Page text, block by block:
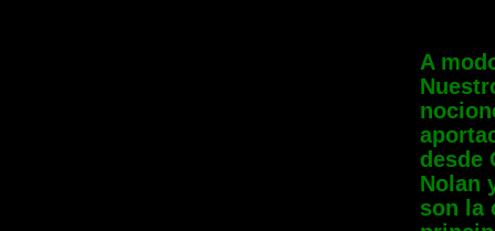
A
desde
Nolan
son la